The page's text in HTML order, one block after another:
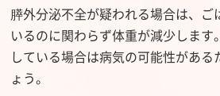
膵外分泌不全が疑われる場合は、ご
いるのに関わらず体重が減少しま
している場合は病気の可能性がある
ょう。